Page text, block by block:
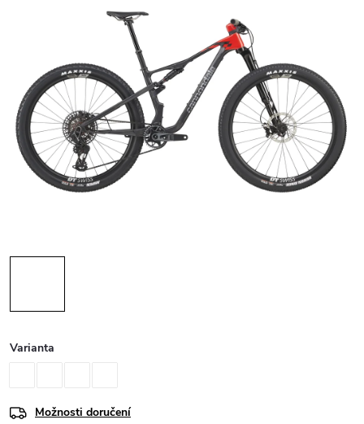
Varianta
Možnosti doručení